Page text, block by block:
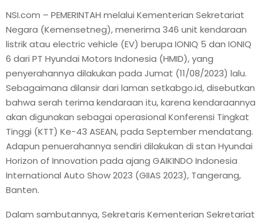
NSI.com – PEMERINTAH melalui Kementerian Sekretariat
Negara (Kemensetneg), menerima 346 unit kendaraan
listrik atau electric vehicle (EV) berupa IONIQ 5 dan IONIQ
6 dari PT Hyundai Motors Indonesia (HMID), yang
penyerahannya dilakukan pada Jumat (11/08/2023) lalu.
Sebagaimana dilansir dari laman setkabgo.id, disebutkan
bahwa serah terima kendaraan itu, karena kendaraannya
akan digunakan sebagai operasional Konferensi Tingkat
Tinggi (KTT) Ke-43 ASEAN, pada September mendatang.
Adapun penuerahannya sendiri dilakukan di stan Hyundai
Horizon of Innovation pada ajang GAIKINDO Indonesia
International Auto Show 2023 (GIIAS 2023), Tangerang,
Banten.
Dalam sambutannya, Sekretaris Kementerian Sekretariat